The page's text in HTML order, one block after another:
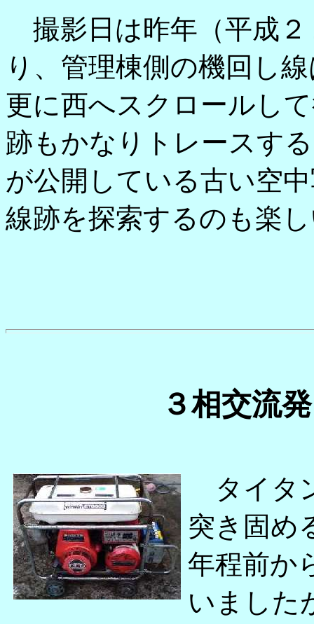
撮影日は昨年（平成２
り、管理棟側の機回し
更に西へスクロールし
跡もかなりトレースす
が公開している古い空
線跡を探索するのも楽
３相交流
タイタ
突き固め
年程前か
いました